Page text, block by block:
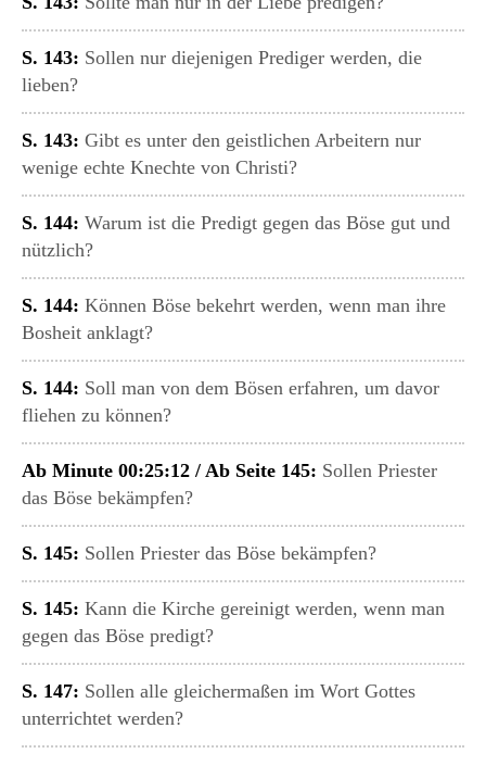
S. 143: Sollen nur diejenigen Prediger werden, die
lieben?
S. 143: Gibt es unter den geistlichen Arbeitern nur
wenige echte Knechte von Christi?
S. 144: Warum ist die Predigt gegen das Böse gut und
nützlich?
S. 144: Können Böse bekehrt werden, wenn man ihre
Bosheit anklagt?
S. 144: Soll man von dem Bösen erfahren, um davor
fliehen zu können?
Ab Minute 00:25:12 / Ab Seite 145: Sollen Priester
das Böse bekämpfen?
S. 145: Sollen Priester das Böse bekämpfen?
S. 145: Kann die Kirche gereinigt werden, wenn man
gegen das Böse predigt?
S. 147: Sollen alle gleichermaßen im Wort Gottes
unterrichtet werden?